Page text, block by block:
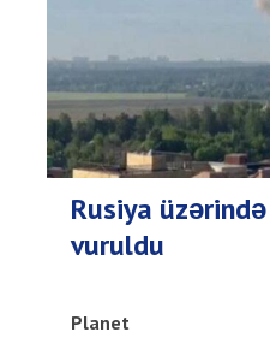
Rusiya
vuruldu
Planet